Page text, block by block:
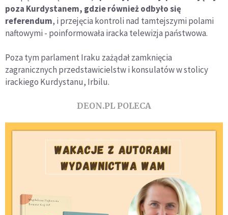
poza Kurdystanem, gdzie również odbyło się
referendum, i przejęcia kontroli nad tamtejszymi polami
naftowymi - poinformowała iracka telewizja państwowa.
Poza tym parlament Iraku zażądał zamknięcia
zagranicznych przedstawicielstw i konsulatów w stolicy
irackiego Kurdystanu, Irbilu.
DEON.PL POLECA